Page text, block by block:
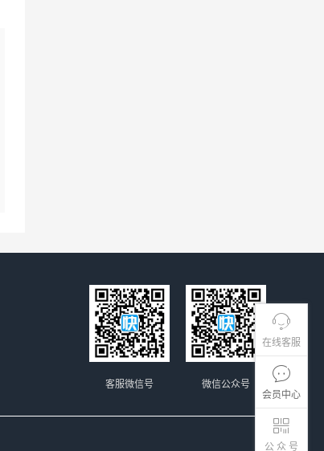
在线客服
会员中心
公 众 号
微信公众号
客服微信号